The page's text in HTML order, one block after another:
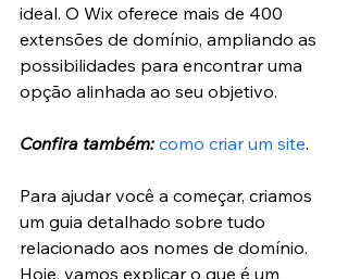
ideal. O Wix oferece mais de 400
extensões de domínio, ampliando as
possibilidades para encontrar uma
opção alinhada ao seu objetivo.
Confira também: como criar um site.
Para ajudar você a começar, criamos
um guia detalhado sobre tudo
relacionado aos nomes de domínio.
Hoje, vamos explicar o que é um